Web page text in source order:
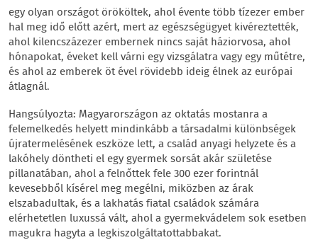
egy olyan országot örököltek, ahol évente több tízezer ember
hal meg idő előtt azért, mert az egészségügyet kivéreztették,
ahol kilencszázezer embernek nincs saját háziorvosa, ahol
hónapokat, éveket kell várni egy vizsgálatra vagy egy műtétre,
és ahol az emberek öt ével rövidebb ideig élnek az európai
átlagnál.
Hangsúlyozta: Magyarországon az oktatás mostanra a
felemelkedés helyett mindinkább a társadalmi különbségek
újratermelésének eszköze lett, a család anyagi helyzete és a
lakóhely döntheti el egy gyermek sorsát akár születése
pillanatában, ahol a felnőttek fele 300 ezer forintnál
kevesebből kísérel meg megélni, miközben az árak
elszabadultak, és a lakhatás fiatal családok számára
elérhetetlen luxussá vált, ahol a gyermekvádelem sok esetben
magukra hagyta a legkiszolgáltatottabbakat.